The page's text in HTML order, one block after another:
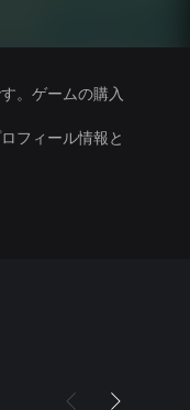
。ゲームの購入
フィール情報と